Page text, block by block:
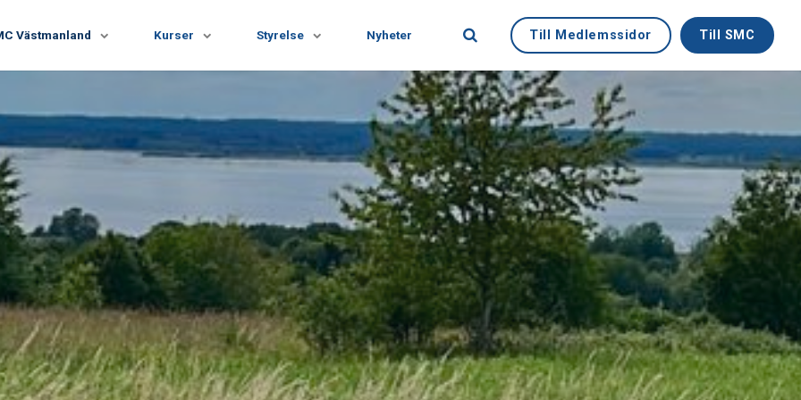
Västmanland Kurser Styrelse Nyheter Till Medlemssidor Till SMC